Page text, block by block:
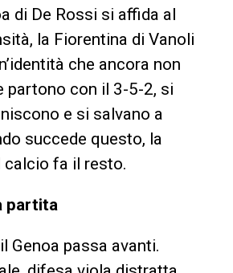
di De Rossi si affida al
la Fiorentina di Vanoli
che ancora non
partono con il 3-5-2, si
e si salvano a
succede questo, la
calcio fa il resto.
partita
Genoa passa avanti.